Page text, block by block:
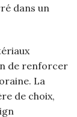
dans un
de renforcer
La
de choix,